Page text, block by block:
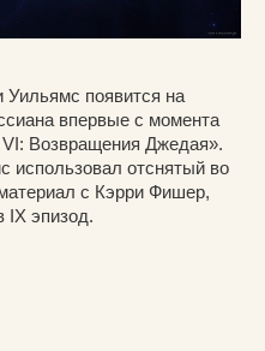
появится на
впервые с момента
Возвращения Джедая».
использовал отснятый во
с Кэрри Фишер,
IX эпизод.